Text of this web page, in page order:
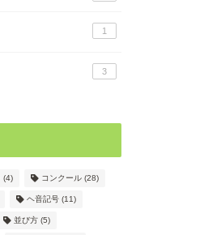
1
3
(4) コンクール(28)
ヘ音記号(11)
並び方(5)